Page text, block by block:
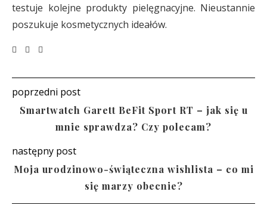
testuje kolejne produkty pielęgnacyjne. Nieustannie
poszukuje kosmetycznych ideałów.
poprzedni post
Smartwatch Garett BeFit Sport RT – jak się u
mnie sprawdza? Czy polecam?
następny post
Moja urodzinowo-świąteczna wishlista – co mi
się marzy obecnie?